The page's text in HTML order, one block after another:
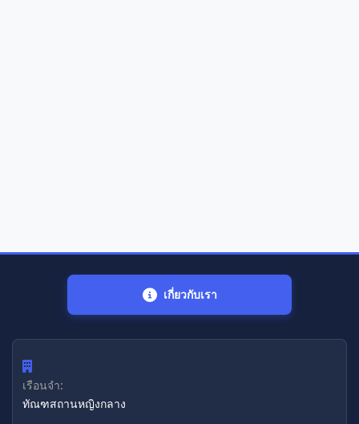
เกี่ยวกับเรา
เรือนจำ:
ทัณฑสถานหญิงกลาง